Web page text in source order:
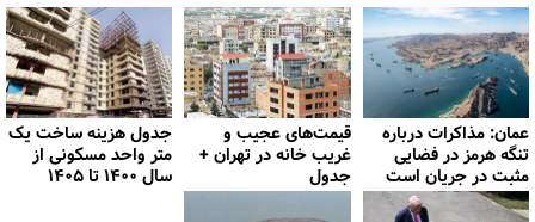
عمان: مذاکرات درباره
تنگه هرمز در فضایی
مثبت در جریان است
قیمت‌های عجیب و
غریب خانه در تهران +
جدول
جدول هزینه ساخت یک
متر واحد مسکونی از
سال ۱۴۰۰ تا ۱۴۰۵